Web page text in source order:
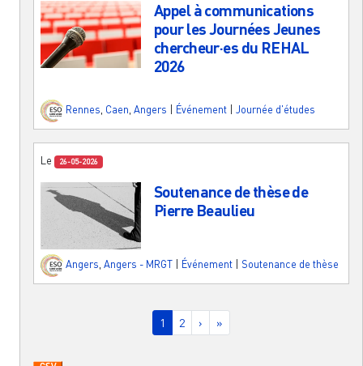
Appel à communications
pour les Journées Jeunes
chercheur·es du REHAL
2026
Rennes, Caen, Angers Événement Journée d'études
Le 26-05-2026
Soutenance de thèse de
Pierre Beaulieu
Angers, Angers - MRGT Événement Soutenance de thèse
Page courante
1 Page
2 Page suivante
› Dernière page
»